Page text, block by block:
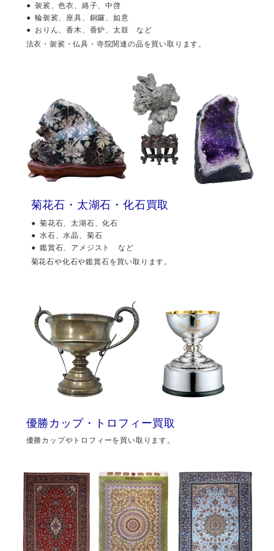
袈裟、色衣、絡子、中啓
輪袈裟、座具、銅鑼、如意
おりん、香木、香炉、太鼓 など
法衣・袈裟・仏具・寺院関連の品を買い取ります。
菊花石・太湖石・化石買取
菊花石、太湖石、化石
水石、水晶、菊石
鑑賞石、アメジスト など
菊花石や化石や鑑賞石を買い取ります。
優勝カップ・トロフィー買取
優勝カップやトロフィーを買い取ります。